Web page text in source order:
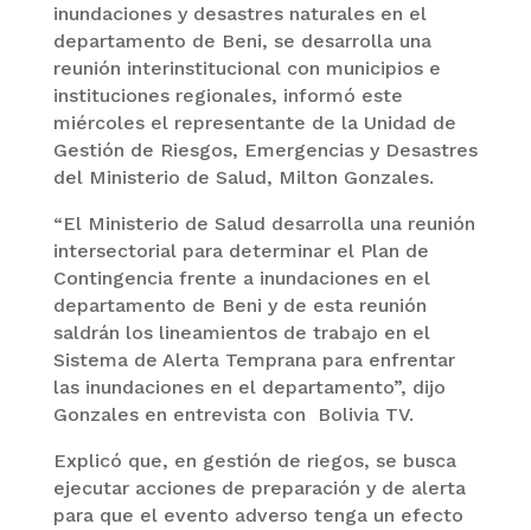
inundaciones y desastres naturales en el
departamento de Beni, se desarrolla una
reunión interinstitucional con municipios e
instituciones regionales, informó este
miércoles el representante de la Unidad de
Gestión de Riesgos, Emergencias y Desastres
del Ministerio de Salud, Milton Gonzales.
“El Ministerio de Salud desarrolla una reunión
intersectorial para determinar el Plan de
Contingencia frente a inundaciones en el
departamento de Beni y de esta reunión
saldrán los lineamientos de trabajo en el
Sistema de Alerta Temprana para enfrentar
las inundaciones en el departamento”, dijo
Gonzales en entrevista con Bolivia TV.
Explicó que, en gestión de riegos, se busca
ejecutar acciones de preparación y de alerta
para que el evento adverso tenga un efecto